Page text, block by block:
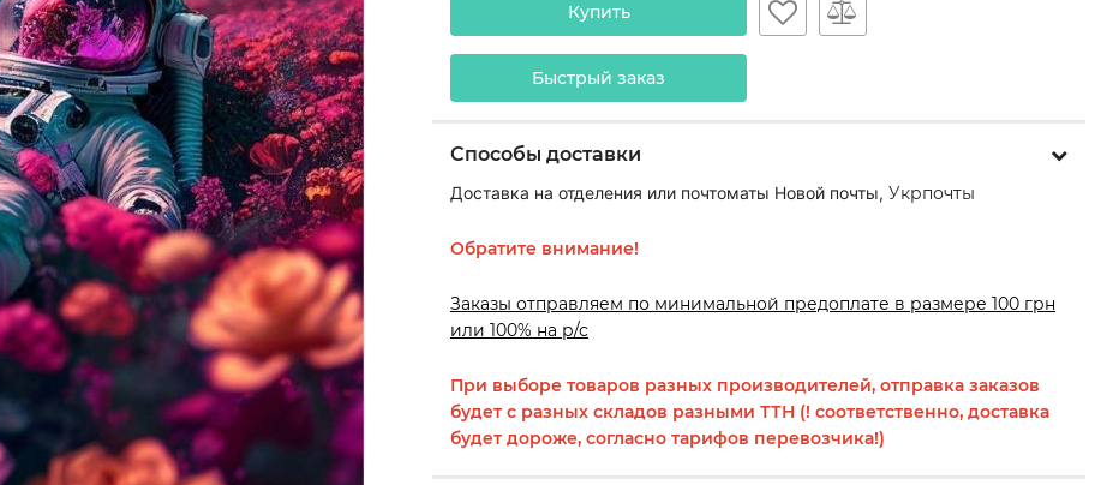
Купить
Быстрый заказ
Способы доставки
Доставка на отделения или почтоматы Новой почты, Укрпочты
Обратите внимание!
Заказы отправляем по минимальной предоплате в размере 100 грн
или 100% на р/с
При выборе товаров разных производителей, отправка заказов
будет с разных складов разными ТТН (! соответственно, доставка
будет дороже, согласно тарифов перевозчика!)